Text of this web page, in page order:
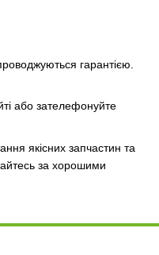
гарантією.
або зателефонуйте
якісних запчастин та
за хорошими